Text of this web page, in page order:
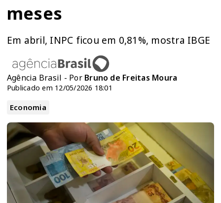
meses
Em abril, INPC ficou em 0,81%, mostra IBGE
Agência Brasil - Por Bruno de Freitas Moura
Publicado em 12/05/2026 18:01
Economia